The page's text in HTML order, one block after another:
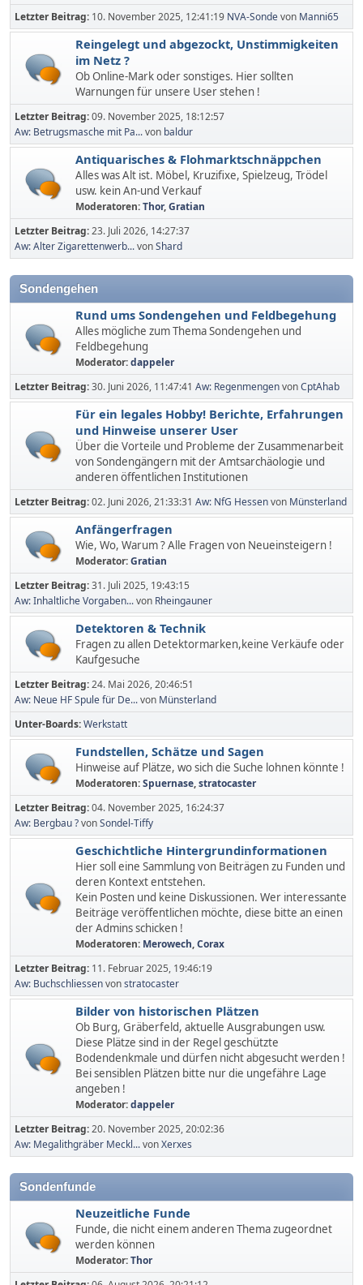
Letzter Beitrag: 10. November 2025, 12:41:19 NVA-Sondevon Manni65
Reingelegt und abgezockt, Unstimmigkeiten
im Netz ?
Ob Online-Mark oder sonstiges. Hier sollten
Warnungen für unsere User stehen !
Letzter Beitrag:09. November 2025, 18:12:57
Aw: Betrugsmasche mit Pa...von baldur
Antiquarisches & Flohmarktschnäppchen
Alles was Alt ist. Möbel, Kruzifixe, Spielzeug, Trödel
usw. kein An-und Verkauf
Moderatoren:Thor,Gratian
Letzter Beitrag:23. Juli 2026, 14:27:37
Aw: Alter Zigarettenwerb...vonShard
Sondengehen
Rund ums Sondengehen und Feldbegehung
Alles mögliche zum Thema Sondengehen und
Feldbegehung
Moderator:dappeler
Letzter Beitrag:30. Juni 2026, 11:47:41 Aw: RegenmengenvonCptAhab
Für ein legales Hobby! Berichte, Erfahrungen
und Hinweise unserer User
Über die Vorteile und Probleme der Zusammenarbeit
von Sondengängern mit der Amtsarchäologie und
anderen öffentlichen Institutionen
Letzter Beitrag:02. Juni 2026, 21:33:31 Aw: NfG Hessenvon Münsterland
Anfängerfragen
Wie, Wo, Warum ? Alle Fragen von Neueinsteigern !
Moderator:Gratian
Letzter Beitrag:31. Juli 2025, 19:43:15
Aw: Inhaltliche Vorgaben...von Rheingauner
Detektoren & Technik
Fragen zu allen Detektormarken,keine Verkäufe oder
Kaufgesuche
Letzter Beitrag:24. Mai 2026, 20:46:51
Aw: Neue HF Spule für De...von Münsterland
Unter-Boards Werkstatt
Fundstellen, Schätze und Sagen
Hinweise auf Plätze, wo sich die Suche lohnen könnte !
Moderatoren:Spuernase,stratocaster
Letzter Beitrag:04. November 2025, 16:24:37
Aw: Bergbau ?vonSondel-Tiffy
Geschichtliche Hintergrundinformationen
Hier soll eine Sammlung von Beiträgen zu Funden und
deren Kontext entstehen.
Kein Posten und keine Diskussionen. Wer interessante
Beiträge veröffentlichen möchte, diese bitte an einen
der Admins schicken !
Moderatoren: Merowech,Corax
Letzter Beitrag: 11. Februar 2025, 19:46:19
Aw: Buchschliessenvonstratocaster
Bilder von historischen Plätzen
Ob Burg, Gräberfeld, aktuelle Ausgrabungen usw.
Diese Plätze sind in der Regel geschützte
Bodendenkmale und dürfen nicht abgesucht werden !
Bei sensiblen Plätzen bitte nur die ungefähre Lage
angeben !
Moderator:dappeler
Letzter Beitrag:20. November 2025, 20:02:36
Aw: Megalithgräber Meckl...vonXerxes
Sondenfunde
Neuzeitliche Funde
Funde, die nicht einem anderen Thema zugeordnet
werden können
Moderator:Thor